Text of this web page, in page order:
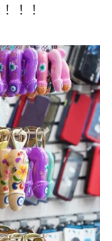
！！